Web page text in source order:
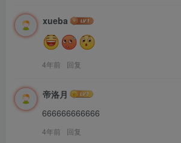
xueba
4年前 回复
帝洛月
666666666666
4年前 回复